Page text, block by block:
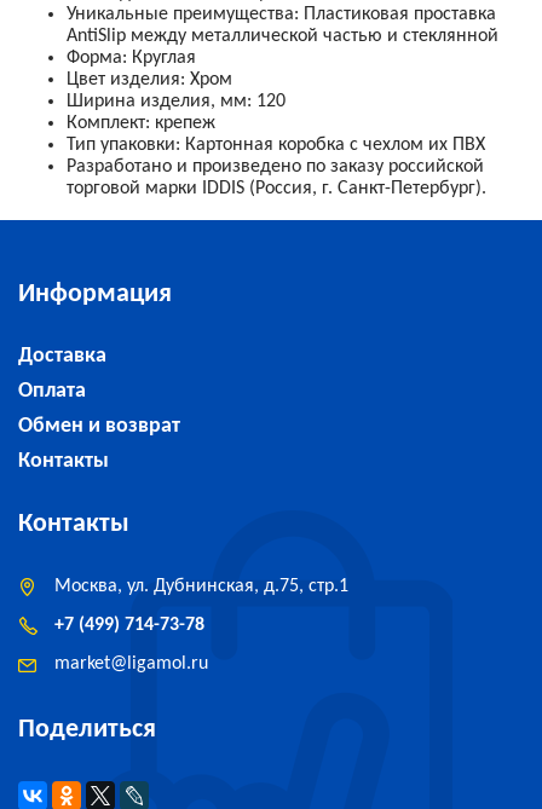
Уникальные преимущества: Пластиковая проставка
AntiSlip между металлической частью и стеклянной
Форма: Круглая
Цвет изделия: Хром
Ширина изделия, мм: 120
Комплект: крепеж
Тип упаковки: Картонная коробка с чехлом их ПВХ
Разработано и произведено по заказу российской
торговой марки IDDIS (Россия, г. Санкт-Петербург).
Информация
Доставка
Оплата
Обмен и возврат
Контакты
Поделиться
Контакты
Москва, ул. Дубнинская, д.75, стр.1
+7 (499) 714-73-78
market@ ligamol.ru